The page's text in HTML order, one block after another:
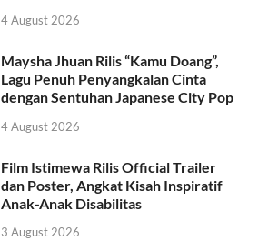
4 August 2026
Maysha Jhuan Rilis “Kamu Doang”,
Lagu Penuh Penyangkalan Cinta
dengan Sentuhan Japanese City Pop
4 August 2026
Film Istimewa Rilis Official Trailer
dan Poster, Angkat Kisah Inspiratif
Anak-Anak Disabilitas
3 August 2026